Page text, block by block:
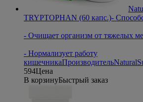
TRYPTOPHAN (60 капс.)-
- Очищает организм от тяжелых
- Нормализует работу
кишечникаПроизводитель
594Цена
В корзинуБыстрый заказ